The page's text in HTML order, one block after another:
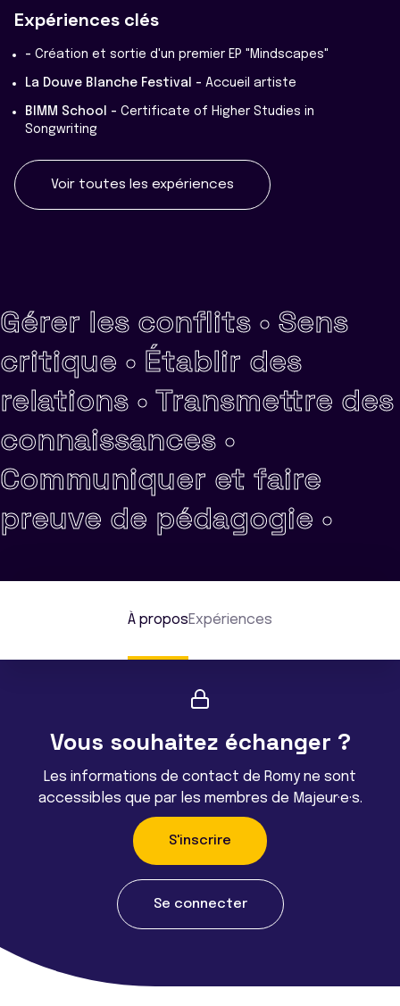
Expériences clés
- Création et sortie d'un premier EP "Mindscapes"
La Douve Blanche Festival - Accueil artiste
BIMM School - Certificate of Higher Studies in
Songwriting
Voir toutes les expériences
Gérer les conflits • Sens
critique • Établir des
relations • Transmettre des
connaissances •
Communiquer et faire
preuve de pédagogie •
À proposExpériences
Vous souhaitez échanger ?
Les informations de contact de Romy ne sont
accessibles que par les membres de Majeur·e·s.
S'inscrire
Se connecter